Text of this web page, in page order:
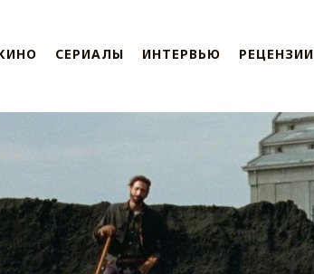
СЕРИАЛЫ ИНТЕРВЬЮ РЕЦЕНЗИИ